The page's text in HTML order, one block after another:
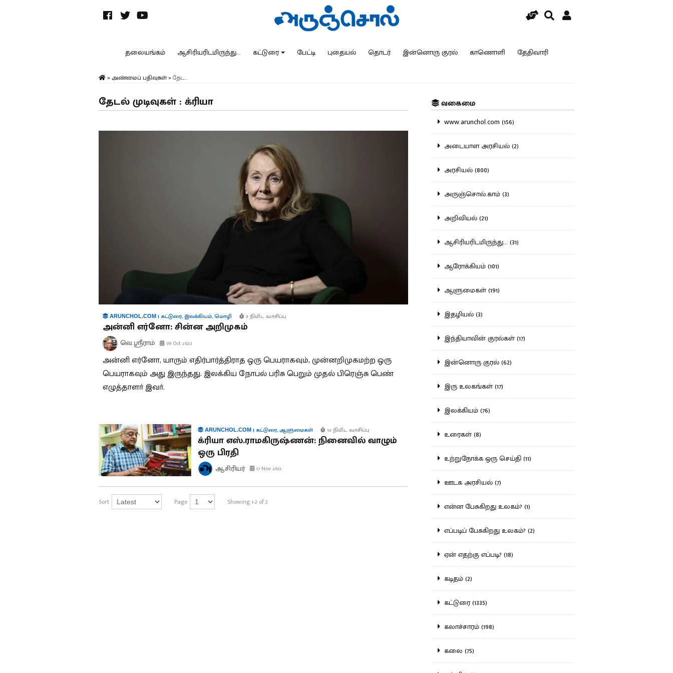
தலையங்கம் ஆசிரியரிடமிருந்து... கட்டுரை பேட்டி புதையல் தொடர் இன்னொரு குரல் காணொளி தேதிவாரி
» அண்மைப் பதிவுகள்» தேட...
தேடல் முடிவுகள் : க்ரியா
ARUNCHOL.COM | கட்டுரை, இலக்கியம்,மொழி 5 நிமிட வாசிப்பு
அன்னி எர்னோ: சின்ன அறிமுகம்
வெ.ஸ்ரீராம் 09 Oct 2022
அன்னி எர்னோ, யாரும் எதிர்பார்த்திராத ஒரு பெயராகவும், முன்னறிமுகமற்ற ஒரு
பெயராகவும் அது இருந்தது. இலக்கிய நோபல் பரிசு பெறும் முதல் பிரெஞ்சு பெண்
எழுத்தாளா் இவா்.
ARUNCHOL.COM| கட்டுரை,ஆளுமைகள் 12 நிமிட வாசிப்பு
க்ரியா எஸ்.ராமகிருஷ்ணன்: நினைவில் வாழும்
ஒரு பிரதி
ஆசிரியர் 17 Nov 2021
Sort Page Showing 1-2 of 2
வகைமை
www.arunchol.com (156)
அடையாள அரசியல் (2)
அரசியல் (800)
அருஞ்சொல்.காம் (3)
அறிவியல் (21)
ஆசிரியரிடமிருந்து... (31)
ஆரோக்கியம் (101)
ஆளுமைகள் (191)
இதழியல் (3)
இந்தியாவின் குரல்கள் (17)
இன்னொரு குரல் (62)
இரு உலகங்கள் (17)
இலக்கியம் (76)
உரைகள் (8)
உற்றுநோக்க ஒரு செய்தி (11)
ஊடக அரசியல் (7)
என்ன பேசுகிறது உலகம்? (1)
எப்படிப் பேசுகிறது உலகம்? (2)
ஏன் எதற்கு எப்படி? (18)
கடிதம் (2)
கட்டுரை (1335)
கலாச்சாரம் (198)
கலை (75)